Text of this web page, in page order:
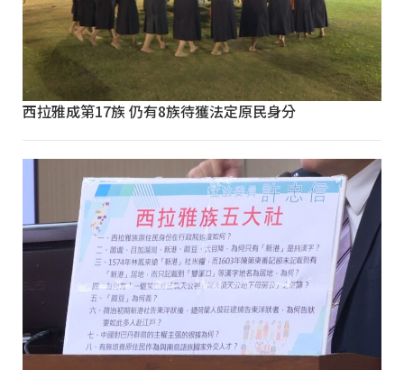
西拉雅成第17族 仍有8族待獲法定原民身分